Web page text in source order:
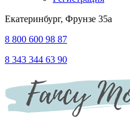
Екатеринбург, Фрунзе 35а
8 800 600 98 87
8 343 344 63 90